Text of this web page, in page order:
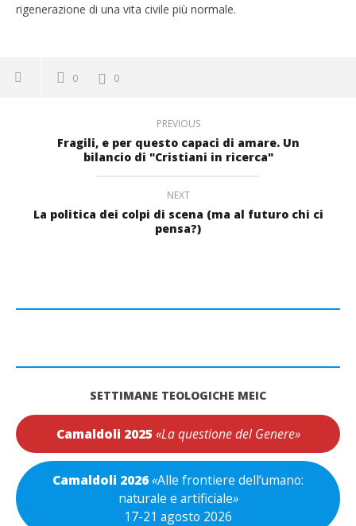
rigenerazione di una vita civile più normale.
0 0
PREVIOUS
Fragili, e per questo capaci di amare. Un
bilancio di "Cristiani in ricerca"
NEXT
La politica dei colpi di scena (ma al futuro chi ci
pensa?)
SETTIMANE TEOLOGICHE MEIC
Camaldoli 2025 «La questione del Genere»
Camaldoli 2026«Alle frontiere dell’umano:
naturale e artificiale»
17-21 agosto 2026